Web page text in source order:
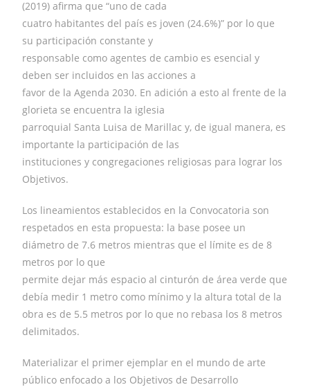
(2019) afirma que “uno de cada
cuatro habitantes del país es joven (24.6%)” por lo que
su participación constante y
responsable como agentes de cambio es esencial y
deben ser incluidos en las acciones a
favor de la Agenda 2030. En adición a esto al frente de la
glorieta se encuentra la iglesia
parroquial Santa Luisa de Marillac y, de igual manera, es
importante la participación de las
instituciones y congregaciones religiosas para lograr los
Objetivos.
Los lineamientos establecidos en la Convocatoria son
respetados en esta propuesta: la base posee un
diámetro de 7.6 metros mientras que el límite es de 8
metros por lo que
permite dejar más espacio al cinturón de área verde que
debía medir 1 metro como mínimo y la altura total de la
obra es de 5.5 metros por lo que no rebasa los 8 metros
delimitados.
Materializar el primer ejemplar en el mundo de arte
público enfocado a los Objetivos de Desarrollo